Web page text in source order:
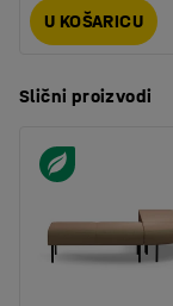
U KOŠARICU
Slični proizvodi